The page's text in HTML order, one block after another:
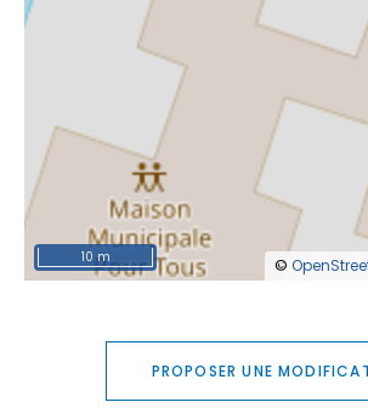
©
10 m
PROPOSER UNE